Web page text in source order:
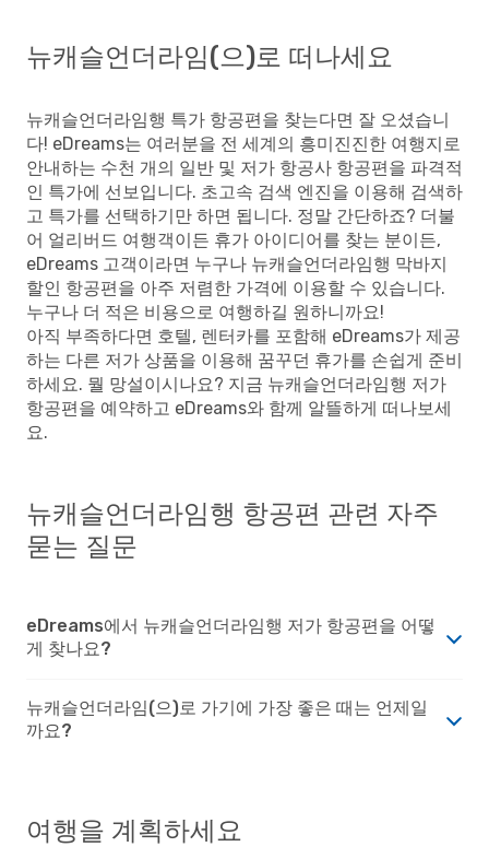
뉴캐슬언더라임(으)로 떠나세요
뉴캐슬언더라임행 특가 항공편을 찾는다면 잘 오셨습니
다! eDreams는 여러분을 전 세계의 흥미진진한 여행지로
안내하는 수천 개의 일반 및 저가 항공사 항공편을 파격적
인 특가에 선보입니다. 초고속 검색 엔진을 이용해 검색하
고 특가를 선택하기만 하면 됩니다. 정말 간단하죠? 더불
어 얼리버드 여행객이든 휴가 아이디어를 찾는 분이든,
eDreams 고객이라면 누구나 뉴캐슬언더라임행 막바지
할인 항공편을 아주 저렴한 가격에 이용할 수 있습니다.
누구나 더 적은 비용으로 여행하길 원하니까요!
아직 부족하다면 호텔, 렌터카를 포함해 eDreams가 제공
하는 다른 저가 상품을 이용해 꿈꾸던 휴가를 손쉽게 준비
하세요. 뭘 망설이시나요? 지금 뉴캐슬언더라임행 저가
항공편을 예약하고 eDreams와 함께 알뜰하게 떠나보세
요.
뉴캐슬언더라임행 항공편 관련 자주
묻는 질문
eDreams에서 뉴캐슬언더라임행 저가 항공편을 어떻
게 찾나요?
뉴캐슬언더라임(으)로 가기에 가장 좋은 때는 언제일
까요?
여행을 계획하세요